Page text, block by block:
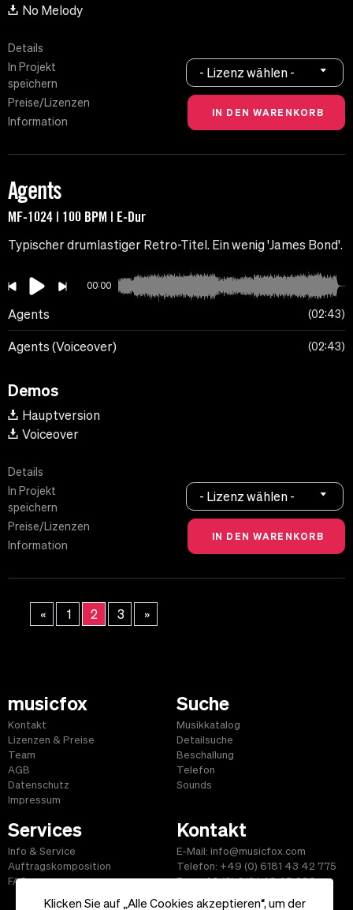
Klicken Sie auf „Alle Cookies akzeptieren“, um der
No Melody
Details
In Projekt
speichern
Preise/Lizenzen
Information
- Lizenz wählen -
Agents
MF-1024 | 100 BPM | E-Dur
Typischer drumlastiger Retro-Titel. Ein wenig 'James Bond'.
00:00
Agents 02:43
Agents (Voiceover) 02:43
Demos
Hauptversion
Voiceover
Details
In Projekt
speichern
Preise/Lizenzen
Information
- Lizenz wählen -
« 1 2 3 »
musicfox
Kontakt
Lizenzen & Preise
Team
AGB
Datenschutz
Impressum
Suche
Musikkatalog
Detailsuche
Beschallung
Telefon
Sounds
Services
Info & Service
Auftragskomposition
FAQ
Kontakt
E-Mail: info@musicfox.com
Telefon: +49 (0) 6181 43 42 775
Fax: +49 (0) 6181 43 45 609